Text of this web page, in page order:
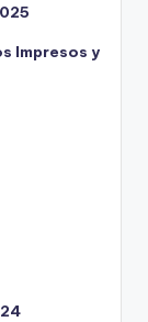
Impresos y